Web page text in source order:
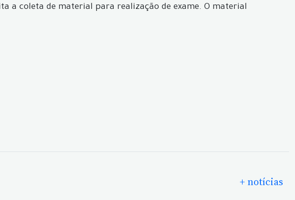
a coleta de material para realização de exame. O material
+ notícias